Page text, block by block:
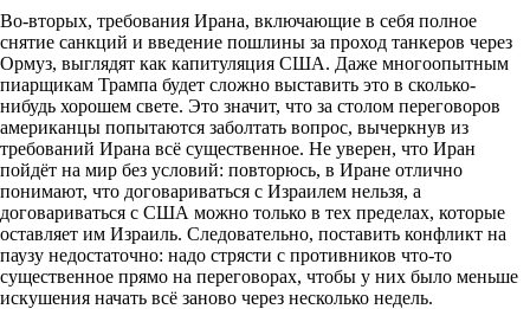
Во-вторых, требования Ирана, включающие в себя полное
снятие санкций и введение пошлины за проход танкеров через
Ормуз, выглядят как капитуляция США. Даже многоопытным
пиарщикам Трампа будет сложно выставить это в сколько-
нибудь хорошем свете. Это значит, что за столом переговоров
американцы попытаются заболтать вопрос, вычеркнув из
требований Ирана всё существенное. Не уверен, что Иран
пойдёт на мир без условий: повторюсь, в Иране отлично
понимают, что договариваться с Израилем нельзя, а
договариваться с США можно только в тех пределах, которые
оставляет им Израиль. Следовательно, поставить конфликт на
паузу недостаточно: надо стрясти с противников что-то
существенное прямо на переговорах, чтобы у них было меньше
искушения начать всё заново через несколько недель.